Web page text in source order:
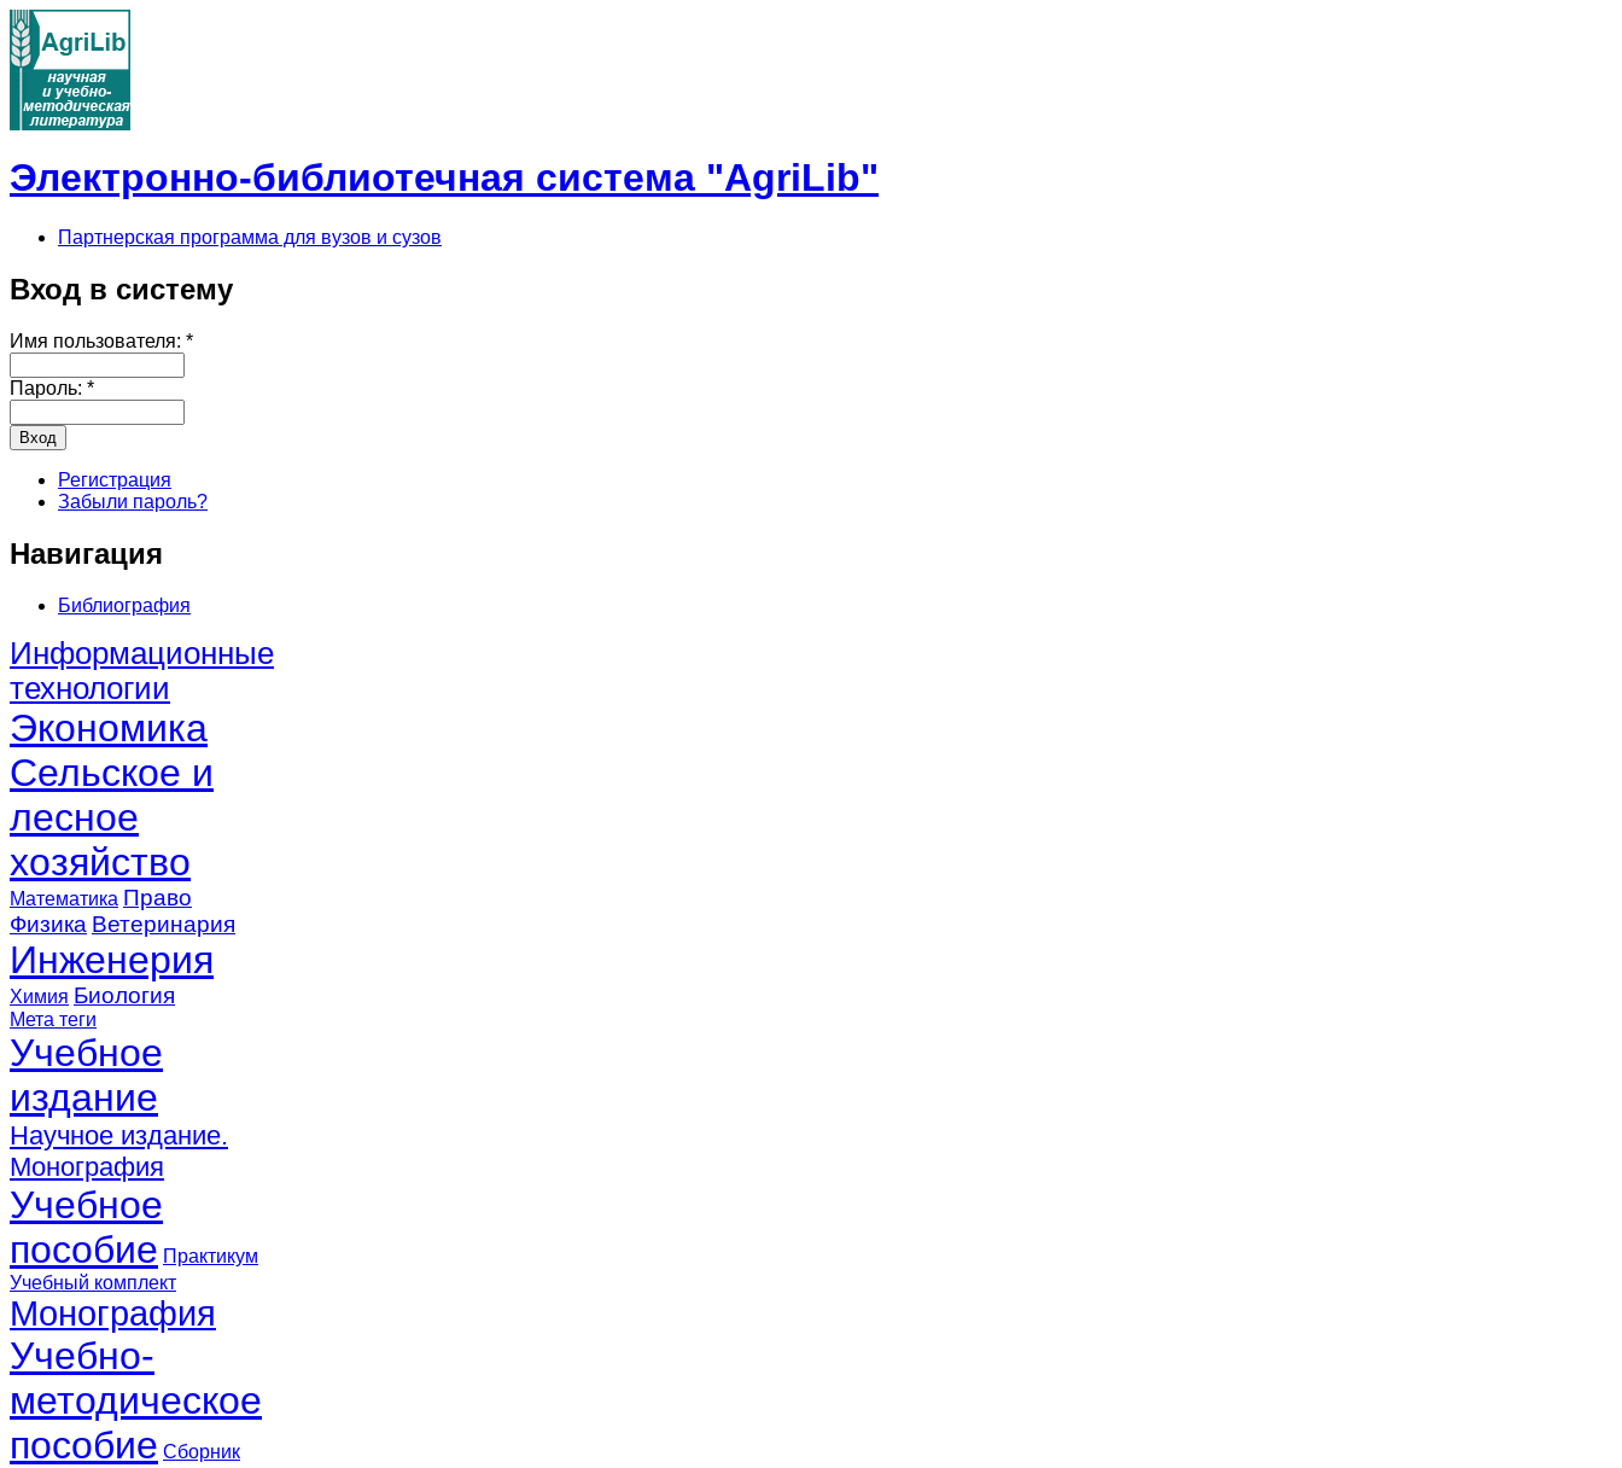
Электронно-библиотечная система "AgriLib"
Партнерская программа для вузов и сузов
Вход в систему
Имя пользователя: *
Пароль: *
Регистрация
Забыли пароль?
Навигация
Библиография
Информационные
технологии
Экономика
Сельское и
лесное
хозяйство
Математика Право
Физика Ветеринария
Инженерия
Химия Биология
Мета теги
Учебное
издание
Научное издание.
Монография
Учебное
пособие Практикум
Учебный комплект
Монография
Учебно-
методическое
пособие Сборник